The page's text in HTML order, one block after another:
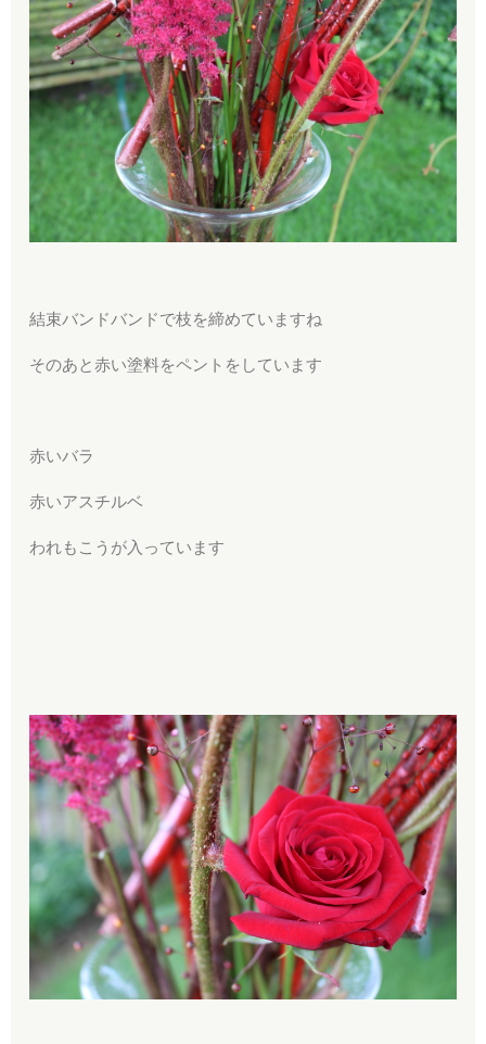
結束バンドバンドで枝を締めていますね
そのあと赤い塗料をペントをしています
赤いバラ
赤いアスチルベ
われもこうが入っています